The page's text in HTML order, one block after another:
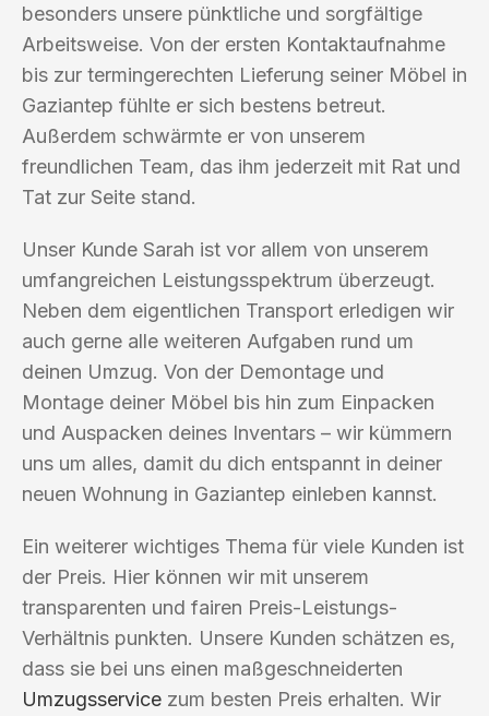
besonders unsere pünktliche und sorgfältige
Arbeitsweise. Von der ersten Kontaktaufnahme
bis zur termingerechten Lieferung seiner Möbel in
Gaziantep fühlte er sich bestens betreut.
Außerdem schwärmte er von unserem
freundlichen Team, das ihm jederzeit mit Rat und
Tat zur Seite stand.
Unser Kunde Sarah ist vor allem von unserem
umfangreichen Leistungsspektrum überzeugt.
Neben dem eigentlichen Transport erledigen wir
auch gerne alle weiteren Aufgaben rund um
deinen Umzug. Von der Demontage und
Montage deiner Möbel bis hin zum Einpacken
und Auspacken deines Inventars – wir kümmern
uns um alles, damit du dich entspannt in deiner
neuen Wohnung in Gaziantep einleben kannst.
Ein weiterer wichtiges Thema für viele Kunden ist
der Preis. Hier können wir mit unserem
transparenten und fairen Preis-Leistungs-
Verhältnis punkten. Unsere Kunden schätzen es,
dass sie bei uns einen maßgeschneiderten
Umzugsservice zum besten Preis erhalten. Wir